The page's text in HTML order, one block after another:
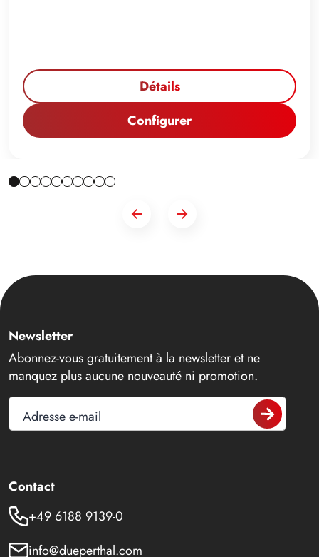
Détails
Configurer
Newsletter
Abonnez-vous gratuitement à la newsletter et ne
manquez plus aucune nouveauté ni promotion.
Adresse e-mail
Contact
+49 6188 9139-0
info@dueperthal.com